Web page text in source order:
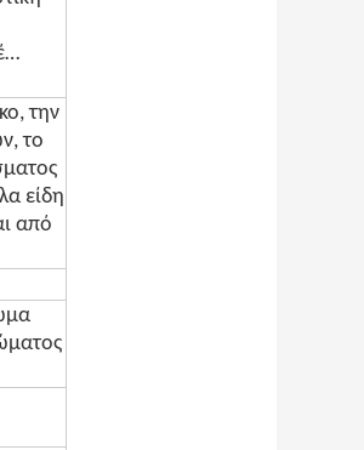
την
το
είδη
από